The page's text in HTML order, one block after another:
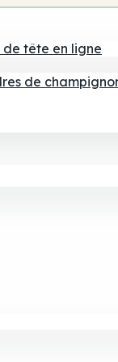
de tête en ligne
de